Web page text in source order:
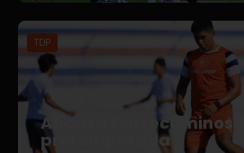
TDP
Afianza Correcaminos
pretemporada